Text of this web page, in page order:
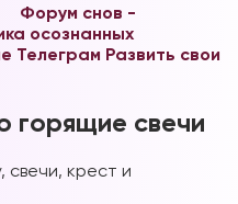
Форум снов -
осознанных
Телеграм Развить свои
горящие свечи
свечи, крест и